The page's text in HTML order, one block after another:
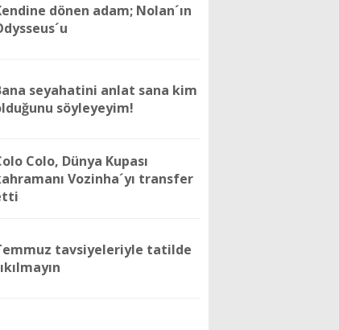
dönen adam; Nolan´ın
seyahatini anlat sana kim
söyleyeyim!
Colo, Dünya Kupası
Vozinha´yı transfer
tavsiyeleriyle tatilde